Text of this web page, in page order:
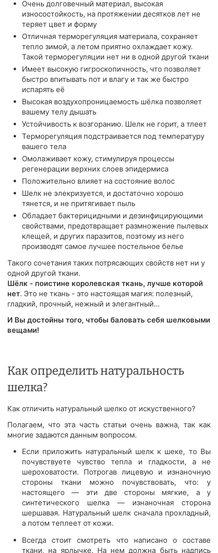
Очень долговечный материал, высокая
износостойкость, на протяжении десятков лет не
теряет цвет и форму
Отличная терморегуляция материала, сохраняет
тепло зимой, а летом приятно охлаждает кожу.
Такой терморегуляции нет ни в одной другой ткани
Имеет высокую гигроскопичность, что позволяет
быстро впитывать пот и влагу и так же быстро
испарять её
Высокая воздухопроницаемость шёлка позволяет
вашему телу дышать
Устойчивость к возгоранию. Шелк не горит, а тлеет
Терморегуляция подстраивается под температуру
вашего тела
Омолаживает кожу, стимулируя процессы
регенерации верхних слоев эпидермиса
Положительно влияет на состояние волос
Шелк не элекризуется, и достаточно хорошо
тянется, и не притягивает пыль
Обладает бактерицидными и дезинфицирующими
свойствами, предотвращает размножение пылевых
клещей, и других паразитов, поэтому из него
производят самое лучшее постельное белье
Такого сочетания таких потрясающих свойств нет ни у
одной другой ткани.
Шёлк - поистине королевская ткань, лучше которой
нет. Это не ткань - это настоящая магия: полезный,
гладкий, прочный, нежный и элегантный...
И Вы достойны того, чтобы баловать себя шелковыми
вещами!
Как определить натуральность
шелка?
Как отличить натуральный шелко от искуственного?
Полагаем, что эта часть статьи очень важна, так как
многие задаются данным вопросом.
Если приложить натуральный шелк к шеке, то Вы
почувствуете чувство тепла и гладкости, а не
шероховатости. Потрогав лицевую и изнаночную
стороны ткани можно почувствовать, что: у
настоящего — эти две стороны мягкие, а у
синтетического шелка — изнаночная сторона
шершавая. Натуральный шелк сначала прохладный,
а потом теплеет от кожи.
Всегда стоит смотреть что написано о составе
ткани, на ярлычке. На нем должна быть надпись